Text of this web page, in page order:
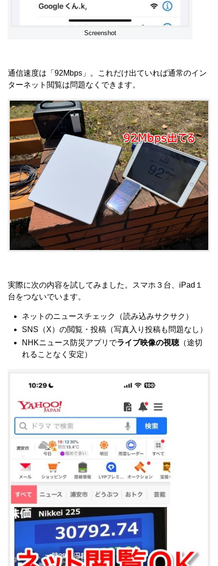
Screenshot
通信速度は「92Mbps」。これだけ出ていれば通常のイン
ターネット閲覧は問題なくできます。
実際に次の内容を試してみました。スマホ３台、iPad１
台をつないでいます。
ネットのニュースチェック（読み込みサクサク）
SNS（X）の閲覧・投稿（写真入り投稿も問題なし）
NHKニュース防災アプリでライブ映像の視聴（途切
れることなく安定）